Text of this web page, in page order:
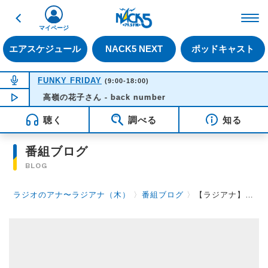
戻る
エアスケジュール NACK5 NEXT ポッドキャスト
マイページ
NOW ON AIR
FUNKY FRIDAY (9:00-18:00)
NOW PLAYING09:23
高嶺の花子さん - back number
聴く 調べる 知る
番組ブログ
BLOG
ラジオのアナ〜ラジアナ（木） 〉番組ブログ 〉 【ラジアナ】２００！【木曜日】